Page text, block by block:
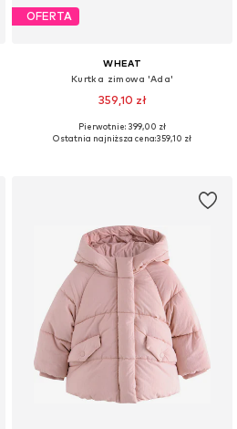
OFERTA
WHEAT
Kurtka zimowa 'Ada'
359,10 zł
Dostępne rozmiary: 74, 80, 86, 92
Pierwotnie: 399,00 zł
Ostatnia najniższa cena:359,10 zł